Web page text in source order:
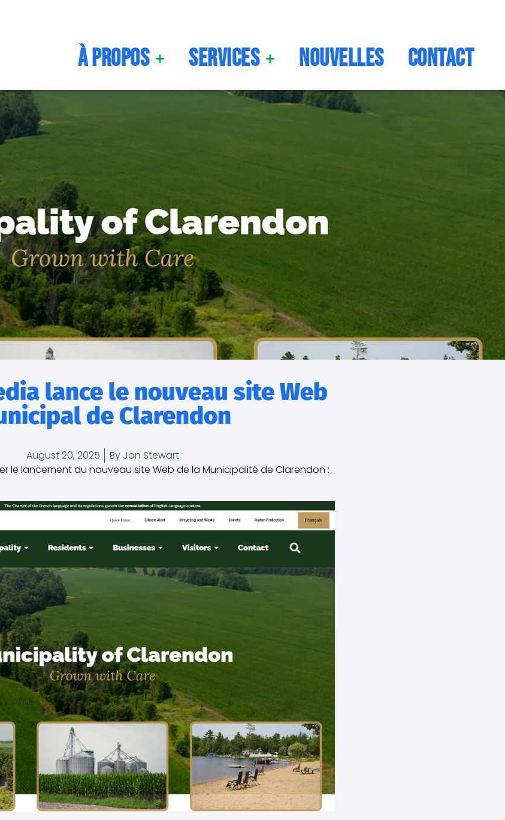
À propos Services Nouvelles Contact
lance le nouveau site Web
de Clarendon
August 20, 2025 ByJon Stewart
le lancement du nouveau site Web de la Municipalité de Clarendon :